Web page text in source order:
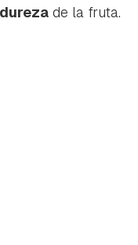
de la fruta.